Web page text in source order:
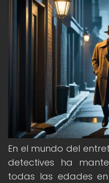
En el mundo del
detectives ha
todas las edades